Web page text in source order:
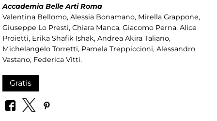
Accademia Belle Arti Roma
Valentina Bellomo, Alessia Bonamano, Mirella Grappone,
Giuseppe Lo Presti, Chiara Manca, Giacomo Perna, Alice
Proietti, Erika Shafik Ishak, Andrea Akira Taliano,
Michelangelo Torretti, Pamela Treppiccioni, Alessandro
Vastano, Federica Vitti.
Gratis